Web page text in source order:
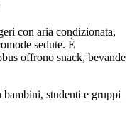
con aria condizionata,
sedute. È
offrono snack, bevande
studenti e gruppi